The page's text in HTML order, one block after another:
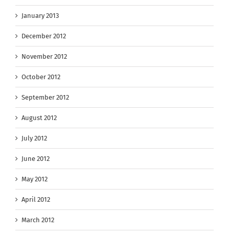
January 2013
December 2012
November 2012
October 2012
September 2012
August 2012
July 2012
June 2012
May 2012
April 2012
March 2012